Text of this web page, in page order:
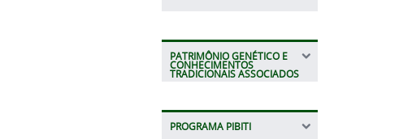
PATRIMÔNIO GENÉTICO E
CONHECIMENTOS
TRADICIONAIS ASSOCIADOS
PROGRAMA PIBITI